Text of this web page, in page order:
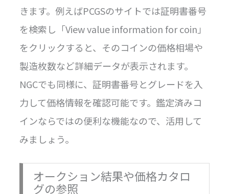
きます。例えばPCGSのサイトでは証明書番号
を検索し「View value information for coin」
をクリックすると、そのコインの価格相場や
製造枚数など詳細データが表示されます。
NGCでも同様に、証明書番号とグレードを入
力して価格情報を確認可能です。鑑定済みコ
インならではの便利な機能なので、活用して
みましょう。
オークション結果や価格カタロ
グの参照